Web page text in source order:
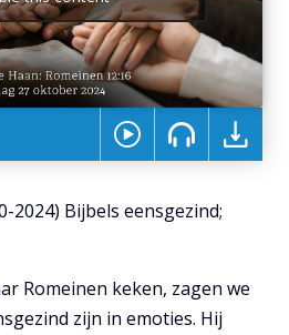
2024) Bijbels eensgezind;
Romeinen keken, zagen we
zijn in emoties. Hij